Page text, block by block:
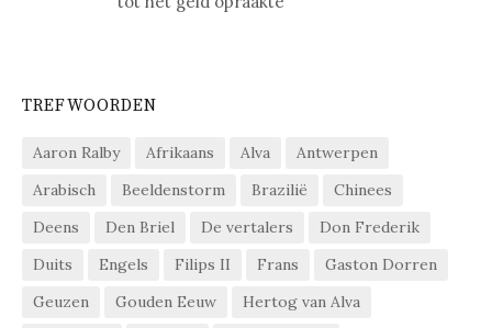
TREFWOORDEN
Aaron Ralby Afrikaans Alva
Antwerpen
Arabisch
Beeldenstorm Brazilië
Chinees
Deens
Den Briel De vertalers
Don Frederik
Duits
Engels Filips II Frans
Gaston Dorren
Geuzen
Gouden Eeuw
Hertog van Alva